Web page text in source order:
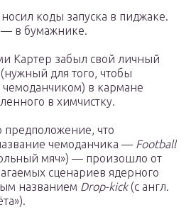
коды запуска в пиджаке.
— в бумажнике.
Картер забыл свой личный
для того, чтобы
чемоданчиком) в кармане
в химчистку.
что
чемоданчика — Football
мяч») — произошло от
сценариев ядерного
названием Drop-kick(с англ.